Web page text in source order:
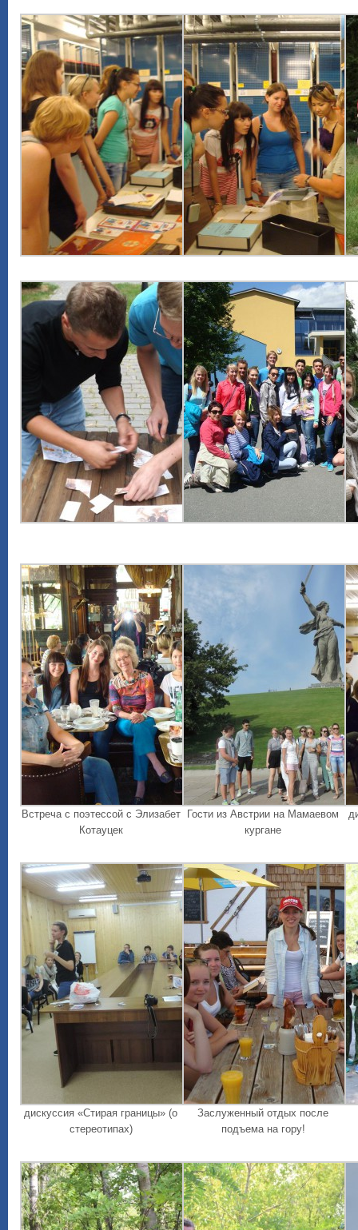
Встреча с поэтессой с Элизабет
Котауцек
Гости из Австрии на Мамаевом
кургане
дискуссия «Стирая границы» (о
стереотипах)
Заслуженный отдых после
подъема на гору!